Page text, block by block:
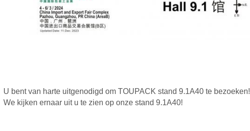
U bent van harte uitgenodigd om TOUPACK stand 9.1A40 te bezoeken!
We kijken ernaar uit u te zien op onze stand 9.1A40!